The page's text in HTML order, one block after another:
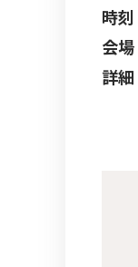
時刻
会場
詳細